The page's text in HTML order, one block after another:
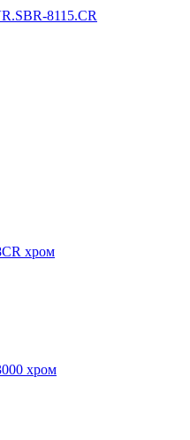
8115.CR
хром
хром